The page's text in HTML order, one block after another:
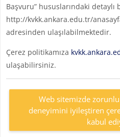
Başvuru” hususlarındaki detaylı
http://kvkk.ankara.edu.tr/
adresinden ulaşılabilmektedir.
Çerez politikamıza
ulaşabilirsiniz.
Web sitemizde zorunlu
deneyimini iyileştiren
kabul